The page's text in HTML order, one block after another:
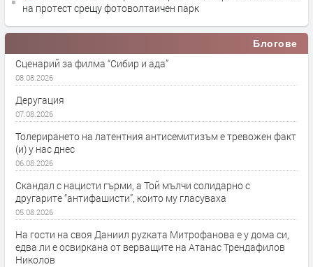
на протест срещу фотоволтаичен парк
Блогове
Сценарий за филма “Сибир и ада”
08.08.2026
Деругация
07.08.2026
Толерирането на латентния антисемитизъм е тревожен факт
(и) у нас днес
06.08.2026
Скандал с нацисти гърми, а Той мълчи солидарно с
другарите “антифашисти”, които му гласуваха
05.08.2026
На гости на своя Даниил руzката Митрофанова е у дома си,
едва ли е освиркана от верващите на Атанас Трендафилов
Николов